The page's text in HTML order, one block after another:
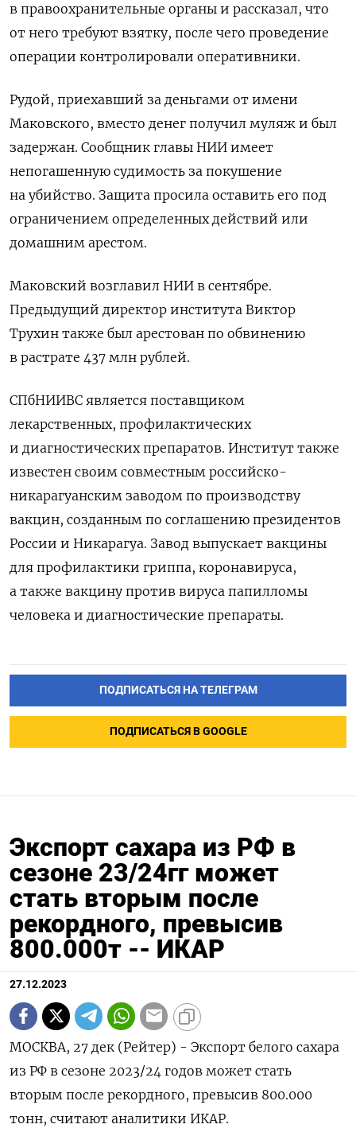
в правоохранительные органы и рассказал, что
от него требуют взятку, после чего проведение
операции контролировали оперативники.
Рудой, приехавший за деньгами от имени
Маковского, вместо денег получил муляж и был
задержан. Сообщник главы НИИ имеет
непогашенную судимость за покушение
на убийство. Защита просила оставить его под
ограничением определенных действий или
домашним арестом.
Маковский возглавил НИИ в сентябре.
Предыдущий директор института Виктор
Трухин также был арестован по обвинению
в растрате 437 млн рублей.
СПбНИИВС является поставщиком
лекарственных, профилактических
и диагностических препаратов. Институт также
известен своим совместным российско-
никарагуанским заводом по производству
вакцин, созданным по соглашению президентов
России и Никарагуа. Завод выпускает вакцины
для профилактики гриппа, коронавируса,
а также вакцину против вируса папилломы
человека и диагностические препараты.
ПОДПИСАТЬСЯ НА ТЕЛЕГРАМ
ПОДПИСАТЬСЯ В GOOGLE
Экспорт сахара из РФ в
сезоне 23/24гг может
стать вторым после
рекордного, превысив
800.000т -- ИКАР
27.12.2023
МОСКВА, 27 дек (Рейтер) - Экспорт белого сахара
из РФ в сезоне 2023/24 годов может стать
вторым после рекордного, превысив 800.000
тонн, считают аналитики ИКАР.